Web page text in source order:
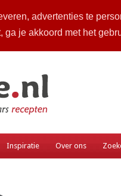
advertenties te
je akkoord met het
Inspiratie Over ons